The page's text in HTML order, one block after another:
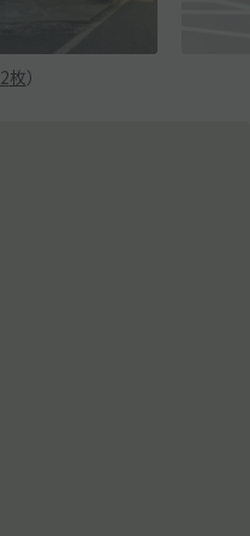
2枚）